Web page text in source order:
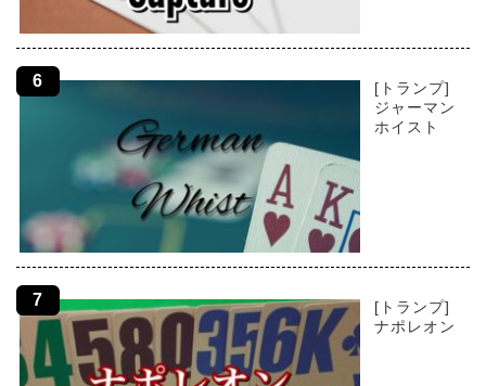
[トランプ]
ジャーマン
ホイスト
[トランプ]
ナポレオン